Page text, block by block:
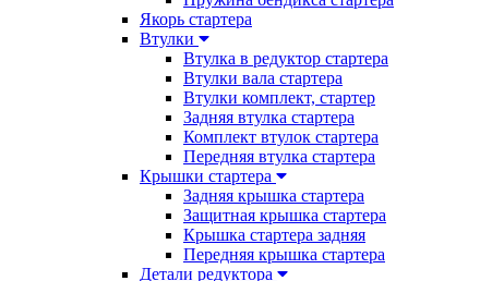
Якорь стартера
Втулки
Втулка в редуктор стартера
Втулки вала стартера
Втулки комплект, стартер
Задняя втулка стартера
Комплект втулок стартера
Передняя втулка стартера
Крышки стартера
Задняя крышка стартера
Защитная крышка стартера
Крышка стартера задняя
Передняя крышка стартера
Детали редуктора